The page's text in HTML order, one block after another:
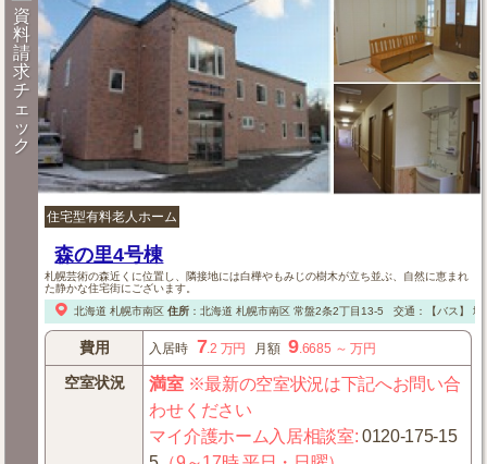
資
料
請
求
チ
ェ
ッ
ク
住宅型有料老人ホーム
森の里4号棟
札幌芸術の森近くに位置し、隣接地には白樺やもみじの樹木が立ち並ぶ、自然に恵まれ
た静かな住宅街にございます。
北海道 札幌市南区 住所： 北海道 札幌市南区常盤2条2丁目13-5 交通：【バス】 地
費用 入居時 7.2 万円 月額 9.6685 ～万円
空室状況 満室※最新の空室状況は下記へお問い合
わせください
マイ介護ホーム入居相談室:0120-175-15